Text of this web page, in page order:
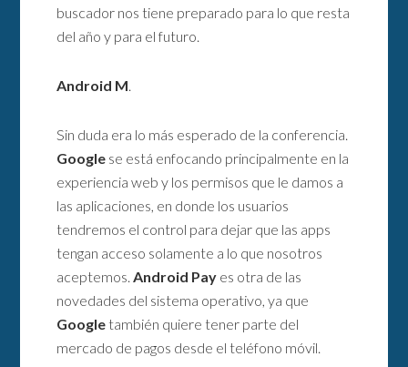
buscador nos tiene preparado para lo que resta
del año y para el futuro.
Android M
Sin duda era lo más esperado de la conferencia.
Google se está enfocando principalmente en la
experiencia web y los permisos que le damos a
las aplicaciones, en donde los usuarios
tendremos el control para dejar que las apps
tengan acceso solamente a lo que nosotros
aceptemos. Android Pay es otra de las
novedades del sistema operativo, ya que
Google también quiere tener parte del
mercado de pagos desde el teléfono móvil.